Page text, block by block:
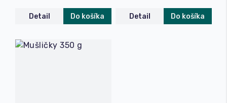
Detail Do košíka Detail Do košíka